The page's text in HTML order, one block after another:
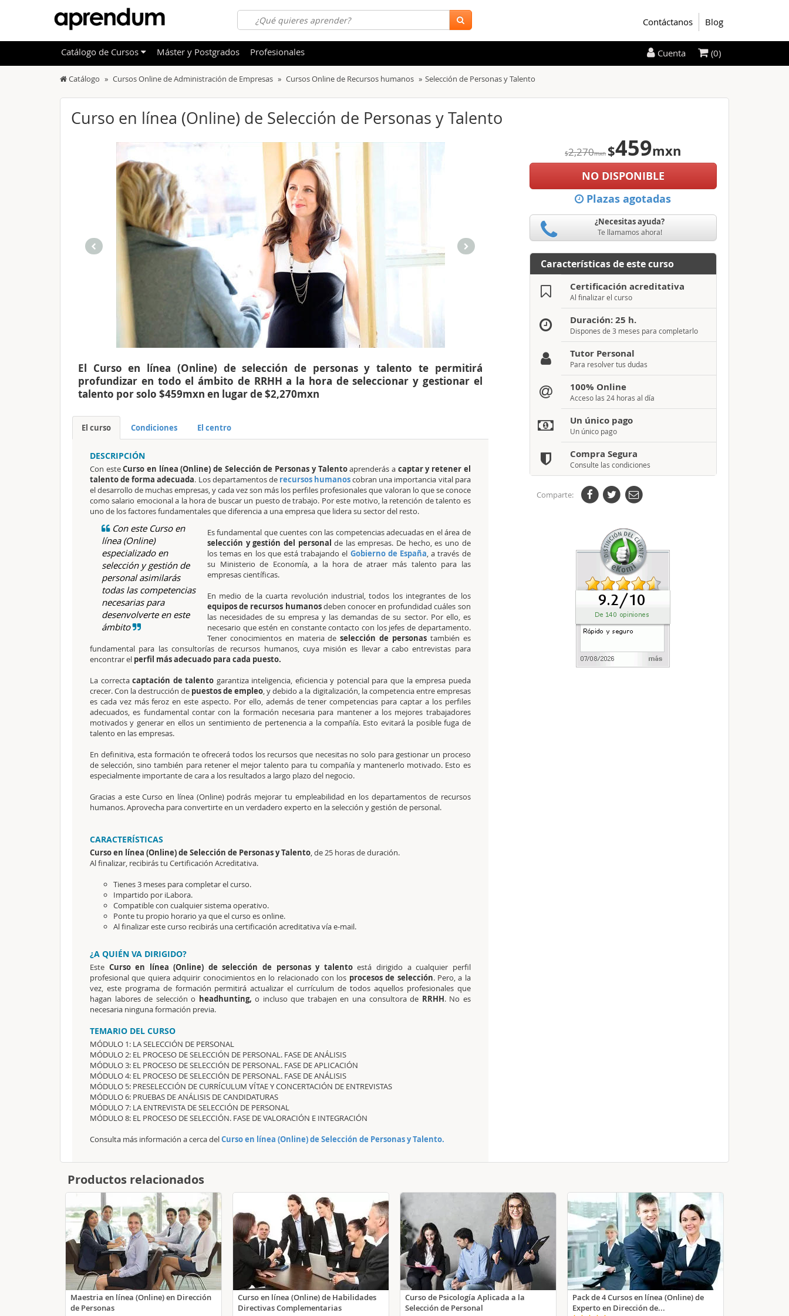
OFERTAS DESTACADAS
NOVEDADES DE NUESTRO CATÁLOGO
Informática
Idiomas
Administración de Empresas
Deportes y Ocio
Otras Temáticas
Marketing y Comunicación
Acceso Laboral
Contáctanos Blog
Catálogo Cursos Online de Administración de Empresas Cursos Online de Recursos humanos Selección de Personas y Talento
Curso en línea (Online) de Selección de Personas y Talento
El Curso en línea (Online) de selección de personas y talento te permitirá
profundizar en todo el ámbito de RRHH a la hora de seleccionar y gestionar el
talento por solo $459mxn en lugar de $2,270mxn
El curso Condiciones El centro
DESCRIPCIÓN
Con esteCurso en línea (Online) de Selección de Personas y Talentoaprenderás a captar y retener el
talento de forma adecuada. Los departamentos de recursos humanoscobran una importancia vital para
el desarrollo de muchas empresas, y cada vez son más los perfiles profesionales que valoran lo que se conoce
como salario emocional a la hora de buscar un puesto de trabajo. Por este motivo, la retención de talento es
uno de los factores fundamentales que diferencia a una empresa que lidera su sector del resto.
Con este Curso en
línea (Online)
especializado en
selección y gestión de
personal asimilarás
todas las competencias
necesarias para
desenvolverte en este
ámbito
Es fundamental que cuentes con las competencias adecuadas en el área de
selección y gestión del personal de las empresas. De hecho, es uno de
los temas en los que está trabajando el Gobierno de España, a través de
su Ministerio de Economía, a la hora de atraer más talento para las
empresas científicas.
En medio de la cuarta revolución industrial, todos los integrantes de los
equipos de recursos humanosdeben conocer en profundidad cuáles son
las necesidades de su empresa y las demandas de su sector. Por ello, es
necesario que estén en constante contacto con los jefes de departamento.
Tener conocimientos en materia deselección de personastambién es
fundamental para las consultorías de recursos humanos, cuya misión es llevar a cabo entrevistas para
encontrar el perfil más adecuado para cada puesto.
La correctacaptación de talento garantiza inteligencia, eficiencia y potencial para que la empresa pueda
crecer. Con la destrucción de puestos de empleo, y debido a la digitalización, la competencia entre empresas
es cada vez más feroz en este aspecto. Por ello, además de tener competencias para captar a los perfiles
adecuados, es fundamental contar con la formación necesaria para mantener a los mejores trabajadores
motivados y generar en ellos un sentimiento de pertenencia a la compañía. Esto evitará la posible fuga de
talento en las empresas.
En definitiva, esta formación te ofrecerá todos los recursos que necesitas no solo para gestionar un proceso
de selección, sino también para retener el mejor talento para tu compañía y mantenerlo motivado. Esto es
especialmente importante de cara a los resultados a largo plazo del negocio.
Gracias a este Curso en línea (Online) podrás mejorar tu empleabilidad en los departamentos de recursos
humanos. Aprovecha para convertirte en un verdadero experto en la selección y gestión de personal.
CARACTERÍSTICAS
Curso en línea (Online) de Selección de Personas y Talento, de 25 horasde duración.
Al finalizar, recibirás tu Certificación Acreditativa.
Tienes 3 meses para completar el curso.
Impartido por iLabora.
Compatible con cualquier sistema operativo.
Ponte tu propio horario ya que el curso es online.
Al finalizar este curso recibirás una certificación acreditativa vía e-mail.
¿A QUIÉN VA DIRIGIDO?
Este Curso en línea (Online) de selección de personas y talentoestá dirigido a cualquier perfil
profesional que quiera adquirir conocimientos en lo relacionado con los procesos de selección. Pero, a la
vez, este programa de formación permitirá actualizar el currículum de todos aquellos profesionales que
hagan labores de selección o headhunting, o incluso que trabajen en una consultora de RRHH. No es
necesaria ninguna formación previa.
TEMARIO DEL CURSO
MÓDULO 1: LA SELECCIÓN DE PERSONAL
MÓDULO 2: EL PROCESO DE SELECCIÓN DE PERSONAL. FASE DE ANÁLISIS
MÓDULO 3: EL PROCESO DE SELECCIÓN DE PERSONAL. FASE DE APLICACIÓN
MÓDULO 4: EL PROCESO DE SELECCIÓN DE PERSONAL. FASE DE ANÁLISIS
MÓDULO 5: PRESELECCIÓN DE CURRÍCULUM VÍTAE Y CONCERTACIÓN DE ENTREVISTAS
MÓDULO 6: PRUEBAS DE ANÁLISIS DE CANDIDATURAS
MÓDULO 7: LA ENTREVISTA DE SELECCIÓN DE PERSONAL
MÓDULO 8: EL PROCESO DE SELECCIÓN. FASE DE VALORACIÓN E INTEGRACIÓN
Consulta más información a cerca delCurso en línea (Online) de Selección de Personas y Talento.
$2,270mxn $459mxn
NO DISPONIBLE
Plazas agotadas
¿Necesitas ayuda?
Te llamamos ahora!
Características de este curso
Certificación acreditativa
Al finalizar el curso
Duración: 25 h.
Dispones de 3 meses para completarlo
Tutor Personal
Para resolver tus dudas
100% Online
Acceso las 24 horas al día
Un único pago
Un único pago
Compra Segura
Consulte las condiciones
Comparte:
Productos relacionados
Maestria en línea (Online) en Dirección
de Personas
Curso en línea (Online) de Habilidades
Directivas Complementarias
Curso de Psicología Aplicada a la
Selección de Personal
Pack de 4 Cursos en línea (Online) de
Experto en Dirección de...
Catálogo de Cursos Máster y Postgrados Profesionales Cuenta (0)